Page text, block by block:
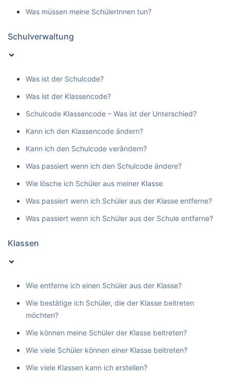
Was müssen meine SchülerInnen tun?
Schulverwaltung
Was ist der Schulcode?
Was ist der Klassencode?
Schulcode Klassencode – Was ist der Unterschied?
Kann ich den Klassencode ändern?
Kann ich den Schulcode verändern?
Was passiert wenn ich den Schulcode ändere?
Wie lösche ich Schüler aus meiner Klasse
Was passiert wenn ich Schüler aus der Klasse entferne?
Was passiert wenn ich Schüler aus der Schule entferne?
Klassen
Wie entferne ich einen Schüler aus der Klasse?
Wie bestätige ich Schüler, die der Klasse beitreten
möchten?
Wie können meine Schüler der Klasse beitreten?
Wie viele Schüler können einer Klasse beitreten?
Wie viele Klassen kann ich erstellen?